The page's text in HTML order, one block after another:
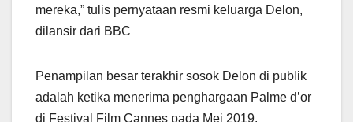
mereka,” tulis pernyataan resmi keluarga Delon,
dilansir dari BBC
Penampilan besar terakhir sosok Delon di publik
adalah ketika menerima penghargaan Palme d’or
di Festival Film Cannes pada Mei 2019.